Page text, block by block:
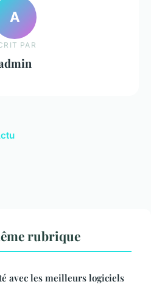
A
PAR
rubrique
avec les meilleurs logiciels